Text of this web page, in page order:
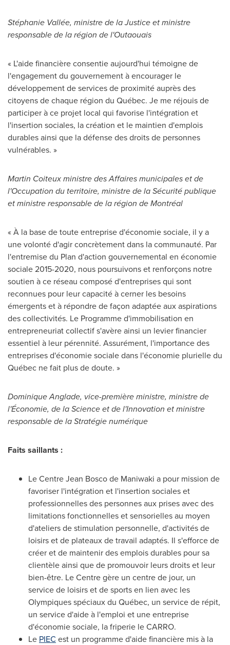
Stéphanie Vallée, ministre de la Justice et ministre
responsable de la région de l'Outaouais
« L'aide financière consentie aujourd'hui témoigne de
l'engagement du gouvernement à encourager le
développement de services de proximité auprès des
citoyens de chaque région du Québec. Je me réjouis de
participer à ce projet local qui favorise l'intégration et
l'insertion sociales, la création et le maintien d'emplois
durables ainsi que la défense des droits de personnes
vulnérables. »
Martin Coiteuxministre des Affaires municipales et de
l'Occupation du territoire, ministre de la Sécurité publique
et ministre responsable de la région de Montréal
« À la base de toute entreprise d'économie sociale, il y a
une volonté d'agir concrètement dans la communauté. Par
l'entremise du Plan d'action gouvernemental en économie
sociale 2015-2020, nous poursuivons et renforçons notre
soutien à ce réseau composé d'entreprises qui sont
reconnues pour leur capacité à cerner les besoins
émergents et à répondre de façon adaptée aux aspirations
des collectivités. Le Programme d'immobilisation en
entrepreneuriat collectif s'avère ainsi un levier financier
essentiel à leur pérennité. Assurément, l'importance des
entreprises d'économie sociale dans l'économie plurielle du
Québec ne fait plus de doute. »
Dominique Anglade, vice-première ministre, ministre de
l'Économie, de la Science et de l'Innovation et ministre
responsable de la Stratégie numérique
Faits saillants :
Le Centre Jean Bosco de Maniwaki a pour mission de
favoriser l'intégration et l'insertion sociales et
professionnelles des personnes aux prises avec des
limitations fonctionnelles et sensorielles au moyen
d'ateliers de stimulation personnelle, d'activités de
loisirs et de plateaux de travail adaptés. Il s'efforce de
créer et de maintenir des emplois durables pour sa
clientèle ainsi que de promouvoir leurs droits et leur
bien-être. Le Centre gère un centre de jour, un
service de loisirs et de sports en lien avec les
Olympiques spéciaux du Québec, un service de répit,
un service d'aide à l'emploi et une entreprise
d'économie sociale, la friperie le CARRO.
Le PIEC est un programme d'aide financière mis à la